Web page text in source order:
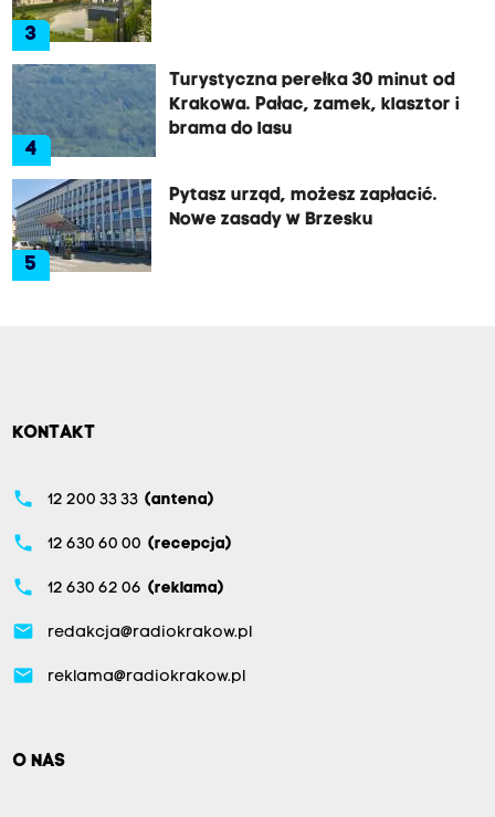
3
4
Turystyczna perełka 30 minut od
Krakowa. Pałac, zamek, klasztor i
brama do lasu
5
Pytasz urząd, możesz zapłacić.
Nowe zasady w Brzesku
KONTAKT
phone 12 200 33 33 (antena)
phone 12 630 60 00 (recepcja)
phone 12 630 62 06 (reklama)
email redakcja@radiokrakow.pl
email reklama@radiokrakow.pl
O NAS